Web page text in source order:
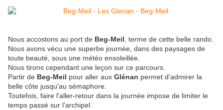
Nous accostons au port de Beg-Meil , terme de cette belle rando.
Nous avons vécu une superbe journée, dans des paysages de
toute beauté, sous une météo ensoleillée.
Nous tirons cependant une leçon sur ce parcours.
Partir de Beg-Meil pour aller aux Glénan permet d'admirer la
belle côte jusqu'au sémaphore.
Toutefois, faire l'aller-retour dans la journée impose de limiter le
temps passé sur l'archipel.